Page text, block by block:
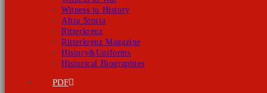
Witness to History
Altra Storia
Ritterkreuz
Ritterkreuz Magazine
History&Uniforms
Historical Biographies
PDF